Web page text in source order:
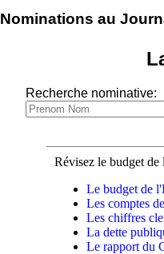
Nominations au
Recherche nominative:
Révisez le budget de
Le budget de
Les comptes
Les chiffres
La dette
Le rapport du